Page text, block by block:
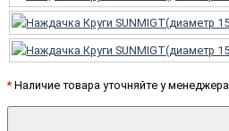
* Наличие товара уточняйте у менеджера